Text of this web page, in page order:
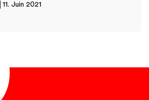
11. Juin 2021